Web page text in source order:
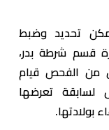
تحديد وضبط
قسم شرطة بدر،
من الفحص قيام
لسابقة تعرضها
بولادتها.